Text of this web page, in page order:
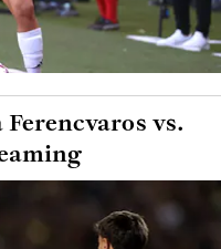
Ferencvaros vs.